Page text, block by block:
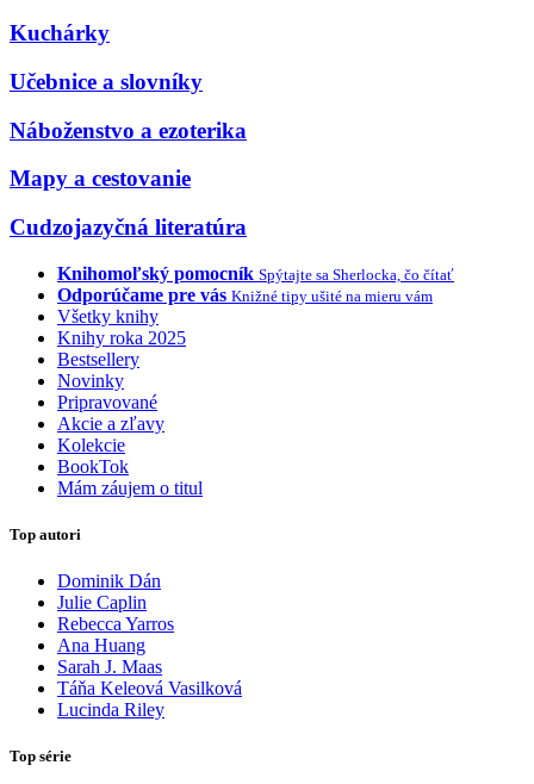
Kuchárky
Učebnice a slovníky
Náboženstvo a ezoterika
Mapy a cestovanie
Cudzojazyčná literatúra
Knihomoľský pomocník Spýtajte sa Sherlocka, čo čítať
Odporúčame pre vás Knižné tipy ušité na mieru vám
Všetky knihy
Knihy roka 2025
Bestsellery
Novinky
Pripravované
Akcie a zľavy
Kolekcie
BookTok
Mám záujem o titul
Top autori
Dominik Dán
Julie Caplin
Rebecca Yarros
Ana Huang
Sarah J. Maas
Táňa Keleová Vasilková
Lucinda Riley
Top série